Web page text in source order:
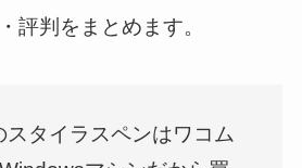
評判をまとめます。
スタイラスペンはワコム